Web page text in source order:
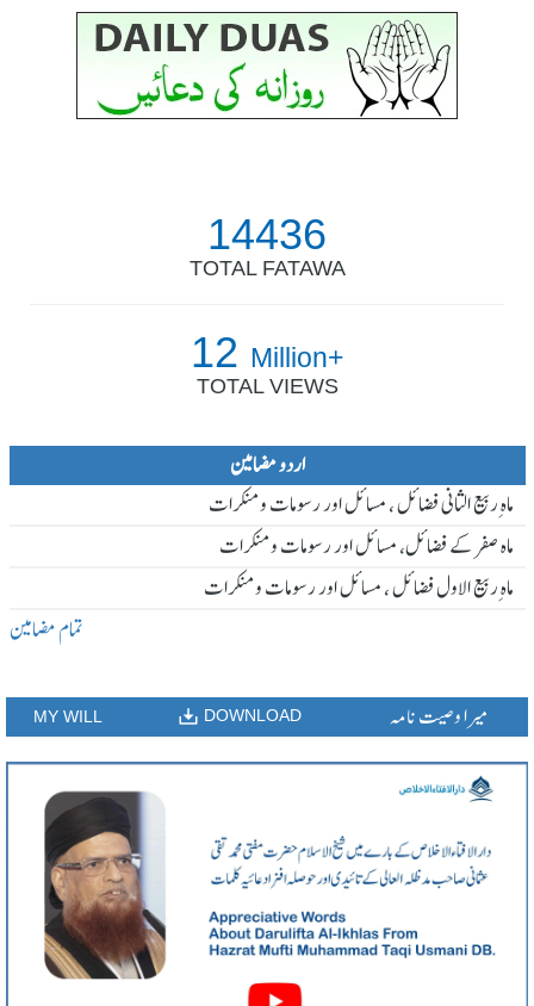
14436
TOTAL FATAWA
12 Million+
TOTAL VIEWS
اردو مضامین
ماہ ِربیع الثانی فضائل ، مسائل اور رسومات و منکرات
ماہ صفر کے فضائل، مسائل اور رسومات و منکرات
ماہ ِربیع الاول فضائل ، مسائل اور رسومات و منکرات
تمام مضامین
MY WILL DOWNLOAD میرا وصیت نامہ